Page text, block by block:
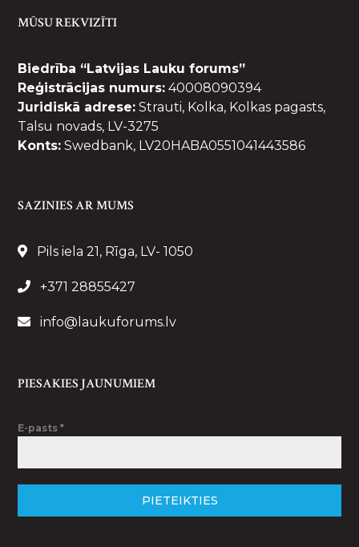
MŪSU REKVIZĪTI
Biedrība “Latvijas Lauku forums”
Reģistrācijas numurs: 40008090394
Juridiskā adrese: Strauti, Kolka, Kolkas pagasts,
Talsu novads, LV-3275
Konts: Swedbank, LV20HABA0551041443586
SAZINIES AR MUMS
Pils iela 21, Rīga, LV- 1050
+371 28855427
info@laukuforums.lv
PIESAKIES JAUNUMIEM
E-pasts*
PIETEIKTIES